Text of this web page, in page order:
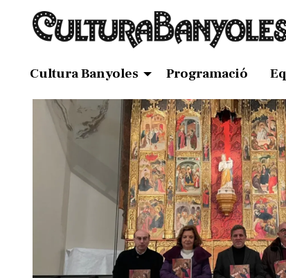
Cultura Banyoles Programació